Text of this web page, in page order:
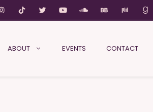
ABOUT EVENTS CONTACT